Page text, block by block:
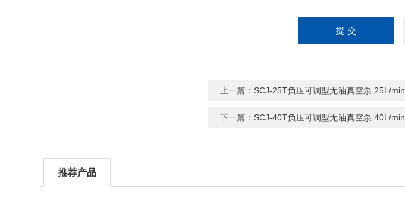
上一篇： SCJ-25T负压可调型无油真空泵 25L/min
下一篇： SCJ-40T负压可调型无油真空泵 40L/min
推荐产品